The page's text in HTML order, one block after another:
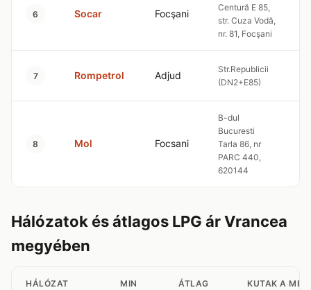
6 Socar Focşani
Centură E 85,
str. Cuza Vodă,
nr. 81, Focşani
7 Rompetrol Adjud
Str.Republicii
(DN2+E85)
8 Mol Focsani
B-dul
Bucuresti
Tarla 86, nr
PARC 440,
620144
Hálózatok és átlagos LPG ár Vrancea
megyében
HÁLÓZAT MIN ÁTLAG KUTAK A